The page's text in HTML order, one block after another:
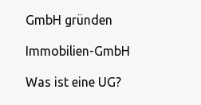
GmbH gründen
Immobilien-GmbH
Was ist eine UG?